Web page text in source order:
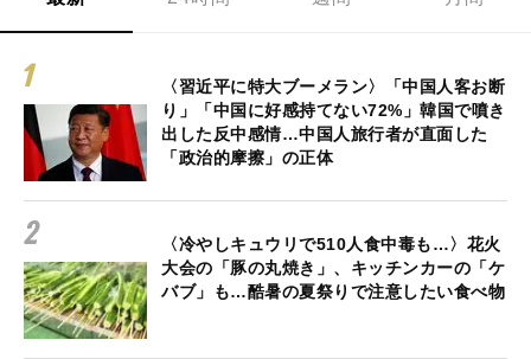
〈習近平に特大ブーメラン〉「中国人客お断
り」「中国に好感持てない72%」韓国で噴き
出した反中感情…中国人旅行者が直面した
「政治的摩擦」の正体
〈冷やしキュウリで510人食中毒も…〉花火
大会の「豚の丸焼き」、キッチンカーの「ケ
バブ」も…酷暑の夏祭りで注意したい食べ物